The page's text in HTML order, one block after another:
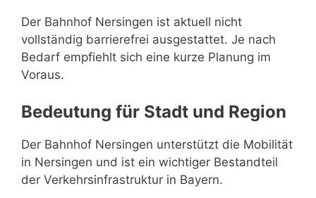
Der Bahnhof Nersingen ist aktuell nicht
vollständig barrierefrei ausgestattet. Je nach
Bedarf empfiehlt sich eine kurze Planung im
Voraus.
Bedeutung für Stadt und Region
Der Bahnhof Nersingen unterstützt die Mobilität
in Nersingen und ist ein wichtiger Bestandteil
der Verkehrsinfrastruktur in Bayern.